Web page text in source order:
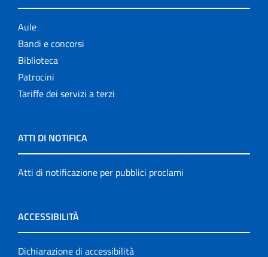
Aule
Bandi e concorsi
Biblioteca
Patrocini
Tariffe dei servizi a terzi
ATTI DI NOTIFICA
Atti di notificazione per pubblici proclami
ACCESSIBILITÀ
Dichiarazione di accessibilità